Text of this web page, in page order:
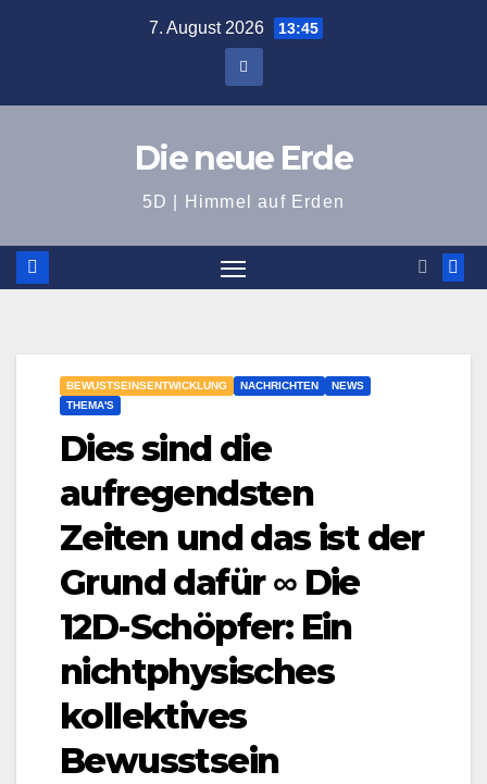
7. August 2026 13:45
Die neue Erde
5D | Himmel auf Erden
BEWUSTSEINSENTWICKLUNG NACHRICHTEN
NEWS
THEMA'S
Dies sind die
aufregendsten
Zeiten und das ist der
Grund dafür ∞ Die
12D-Schöpfer: Ein
nichtphysisches
kollektives
Bewusstsein